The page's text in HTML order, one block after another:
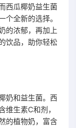
西瓜椰奶益生菌
个全新的选择。
的浓郁，再加上
饮品，助你轻松
奶和益生菌。西
维生素C和剂，
的植物奶，富含